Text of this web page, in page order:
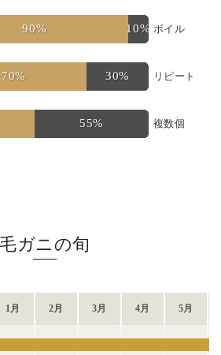
90% 10% ボイル
70% 30% リピート
55% 複数個
毛ガニの旬
1月 2月 3月 4月 5月